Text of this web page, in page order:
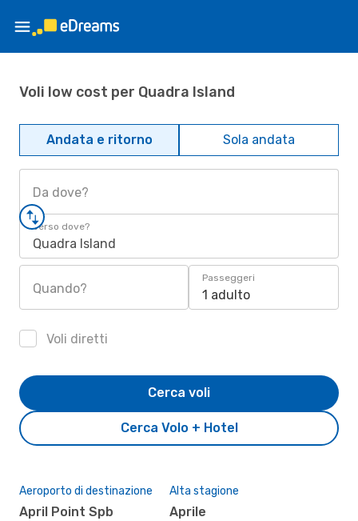
Voli low cost per Quadra Island
Andata e ritorno Sola andata
Da dove?
Verso dove?
Quadra Island
Quando?
Passeggeri
1 adulto
Voli diretti
Cerca Volo + Hotel
Cerca voli
Aeroporto di destinazione
April Point Spb
Alta stagione
aprile